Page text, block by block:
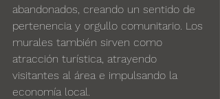
abandonados, creando un sentido de
pertenencia y orgullo comunitario. Los
murales también sirven como
atracción turística, atrayendo
visitantes al área e impulsando la
economía local.